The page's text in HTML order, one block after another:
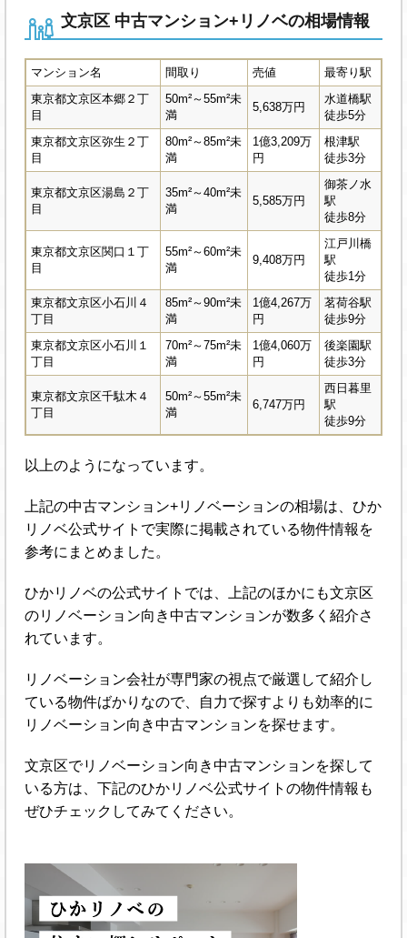
文京区 中古マンション+リノベの相場情報
マンション名 間取り 売値
最寄り駅
東京都文京区本郷２丁
目
50m²～55m²未
満
5,638万円
水道橋駅
徒歩5分
東京都文京区弥生２丁
目
80m²～85m²未
満
1億3,209万
円
根津駅
徒歩3分
東京都文京区湯島２丁
目
35m²～40m²未
満
5,585万円
御茶ノ水
駅
徒歩8分
東京都文京区関口１丁
目
55m²～60m²未
満
9,408万円
江戸川橋
駅
徒歩1分
東京都文京区小石川４
丁目
85m²～90m²未
満
1億4,267万
円
茗荷谷駅
徒歩9分
東京都文京区小石川１
丁目
70m²～75m²未
満
1億4,060万
円
後楽園駅
徒歩3分
東京都文京区千駄木４
丁目
50m²～55m²未
満
6,747万円
西日暮里
駅
徒歩9分
以上のようになっています。
上記の中古マンション+リノベーションの相場は、ひか
リノベ公式サイトで実際に掲載されている物件情報を
参考にまとめました。
ひかリノベの公式サイトでは、上記のほかにも文京区
のリノベーション向き中古マンションが数多く紹介さ
れています。
リノベーション会社が専門家の視点で厳選して紹介し
ている物件ばかりなので、自力で探すよりも効率的に
リノベーション向き中古マンションを探せます。
文京区でリノベーション向き中古マンションを探して
いる方は、下記のひかリノベ公式サイトの物件情報も
ぜひチェックしてみてください。